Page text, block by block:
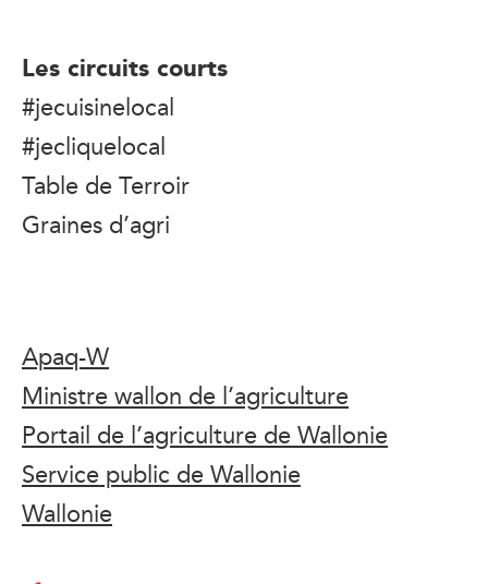
Les circuits courts
#jecuisinelocal
#jecliquelocal
Table de Terroir
Graines d’agri
Apaq-W
Ministre wallon de l’agriculture
Portail de l’agriculture de Wallonie
Service public de Wallonie
Wallonie